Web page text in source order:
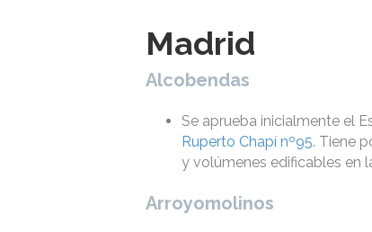
Madrid
Alcobendas
Se aprueba inicialmente el
Ruperto Chapí nº95. Tiene
y volúmenes edificables en
Arroyomolinos